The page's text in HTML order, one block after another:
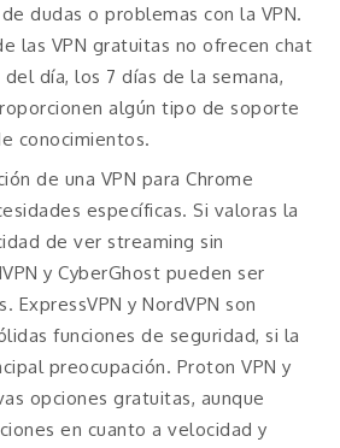
dudas o problemas con la VPN.
las VPN gratuitas no ofrecen chat
día, los 7 días de la semana,
algún tipo de soporte
conocimientos.
de una VPN para Chrome
específicas. Si valoras la
de ver streaming sin
y CyberGhost pueden ser
ExpressVPN y NordVPN son
funciones de seguridad, si la
preocupación. Proton VPN y
opciones gratuitas, aunque
en cuanto a velocidad y